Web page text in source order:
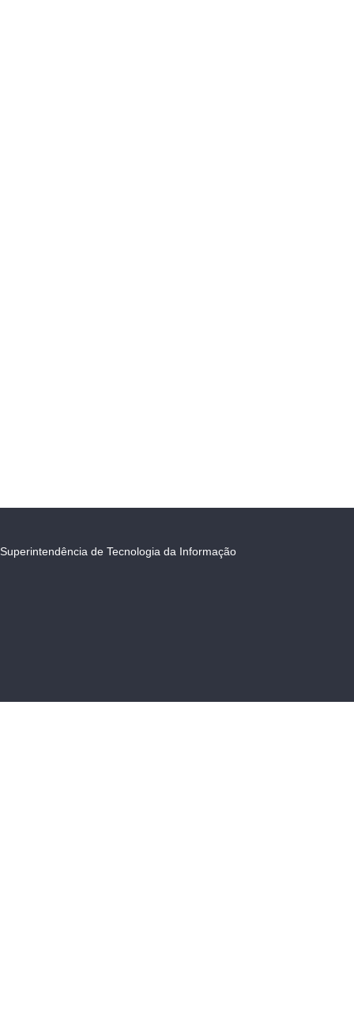
Superintendência de Tecnologia da Informação